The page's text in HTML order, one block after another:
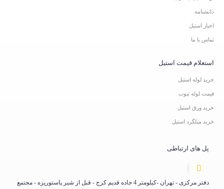
دانشنامه
اخبار استیل
تماس با ما
استعلام قیمت استیل
خرید لوله استیل
قیمت لوله تیوب
خرید ورق استیل
خرید میلگرد استیل
پل های ارتباطی
دفتر مرکزی - تهران -کیلومتر 4 جاده قدیم کرج - قبل از شیر پاستوریزه - مجتمع